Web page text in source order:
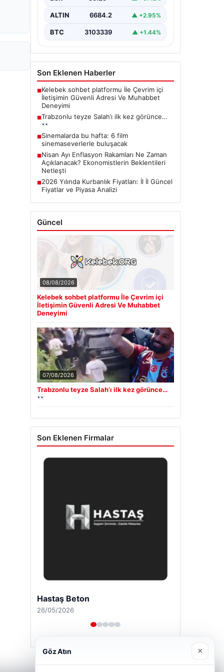
ALTIN 6684.2 ▲ +2.95%
BTC 3103339 ▲ +1.44%
Son Eklenen Haberler
■Kelebek sohbet platformu İle Çevrim içi
İletişimin Güvenli Adresi Ve Muhabbet
Deneyimi
■Trabzonlu teyze Salah’ı ilk kez görünce…
■Sinemalarda bu hafta: 6 film
sinemaseverlerle buluşacak
■Nisan Ayı Enflasyon Rakamları Ne Zaman
Açıklanacak? Ekonomistlerin Beklentileri
Netleşti
■2026 Yılında Kurbanlık Fiyatları: İl İl Güncel
Fiyatlar ve Piyasa Analizi
Güncel
08/08/2026
Kelebek sohbet platformu İle Çevrim içi
İletişimin Güvenli Adresi Ve Muhabbet
Deneyimi
07/08/2026
Trabzonlu teyze Salah’ı ilk kez görünce…
Son Eklenen Firmalar
Hastaş Beton
26/05/2026
Göz Atın ×